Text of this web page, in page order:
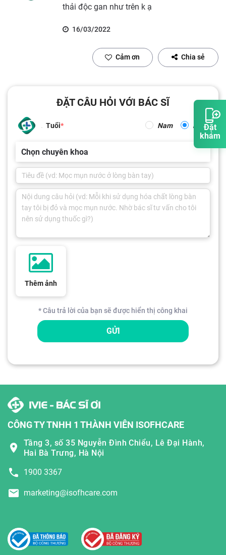
Đặt
khám
thải độc gan như trên k ạ
16/03/2022
Cảm ơn Chia sẻ
ĐẶT CÂU HỎI VỚI BÁC SĨ
Tuổi Nam Nữ
Chọn chuyên khoa
Thêm ảnh
* Câu trả lời của bạn sẽ được hiển thị công khai
GỬI
CÔNG TY TNHH 1 THÀNH VIÊN ISOFHCARE
Tầng 3, số 35 Nguyễn Đình Chiểu, Lê Đại Hành,
Hai Bà Trưng, Hà Nội
1900 3367
marketing@isofhcare.com